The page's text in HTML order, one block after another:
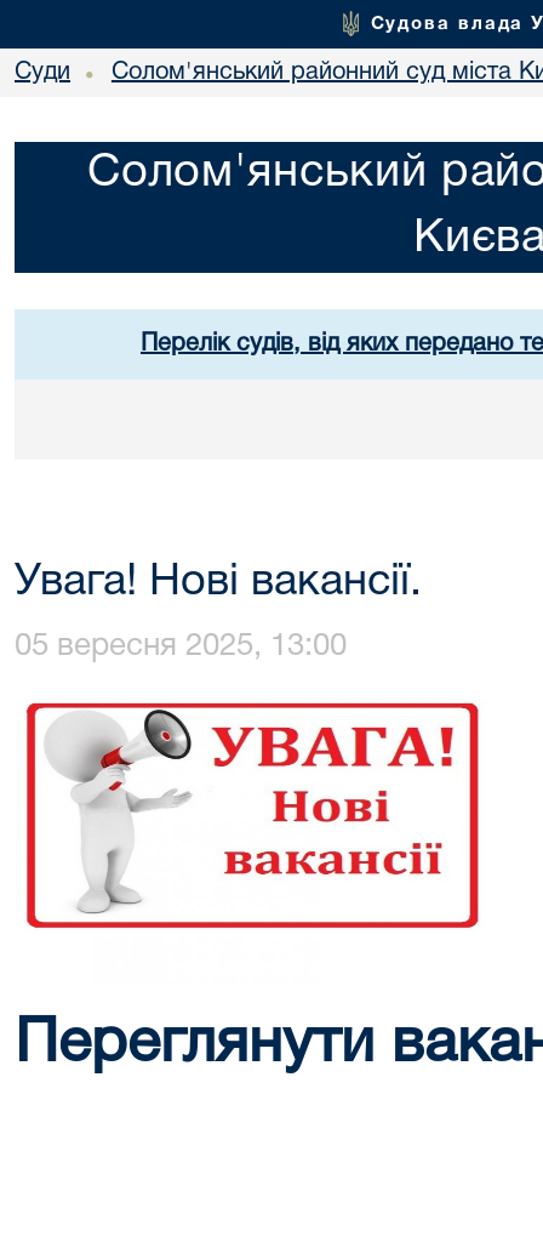
Судова влада
Суди • Солом'янський районний суд міста
Солом'янський
Перелік судів, від яких передано
Увага! Нові вакансії.
05 вересня 2025, 13:00
Переглянути